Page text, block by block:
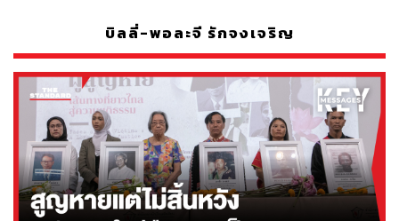
บิลลี่-พอละจี รักจงเจริญ